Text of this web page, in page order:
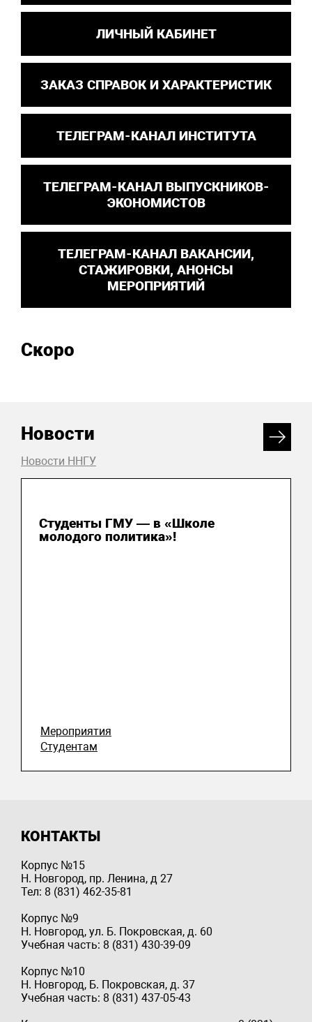
ЛИЧНЫЙ КАБИНЕТ
ЗАКАЗ СПРАВОК И ХАРАКТЕРИСТИК
ТЕЛЕГРАМ-КАНАЛ ИНСТИТУТА
ТЕЛЕГРАМ-КАНАЛ ВЫПУСКНИКОВ-
ЭКОНОМИСТОВ
ТЕЛЕГРАМ-КАНАЛ ВАКАНСИИ,
СТАЖИРОВКИ, АНОНСЫ
МЕРОПРИЯТИЙ
Скоро
Новости
Новости ННГУ
Студенты ГМУ — в «Школе
молодого политика»!
Мероприятия
Студентам
КОНТАКТЫ
Корпус №15
Н. Новгород, пр. Ленина, д 27
Тел: 8 (831) 462-35-81
Корпус №9
Н. Новгород, ул. Б. Покровская, д. 60
Учебная часть: 8 (831) 430-39-09
Корпус №10
Н. Новгород, Б. Покровская, д. 37
Учебная часть: 8 (831) 437-05-43